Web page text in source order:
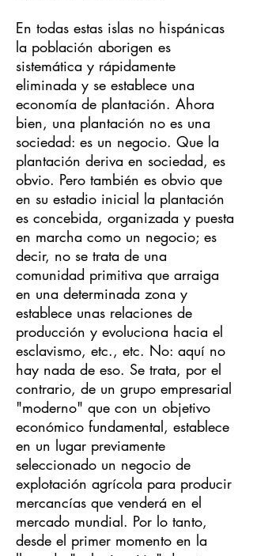
En todas estas islas no hispánicas
la población aborigen es
sistemática y rápidamente
eliminada y se establece una
economía de plantación. Ahora
bien, una plantación no es una
sociedad: es un negocio. Que la
plantación deriva en sociedad, es
obvio. Pero también es obvio que
en su estadio inicial la plantación
es concebida, organizada y puesta
en marcha como un negocio; es
decir, no se trata de una
comunidad primitiva que arraiga
en una determinada zona y
establece unas relaciones de
producción y evoluciona hacia el
esclavismo, etc., etc. No: aquí no
hay nada de eso. Se trata, por el
contrario, de un grupo empresarial
"moderno" que con un objetivo
económico fundamental, establece
en un lugar previamente
seleccionado un negocio de
explotación agrícola para producir
mercancías que venderá en el
mercado mundial. Por lo tanto,
desde el primer momento en la